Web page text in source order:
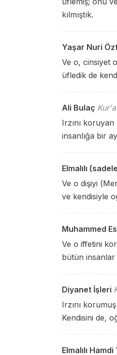
kılmıştık.
Yaşar Nuri
Ve o, cinsiyet
üfledik de
Ali Bulaç
Irzını
insanlığa bir
Elmalılı
Ve o dişiyi
ve kendisiyle
Muhammed
Ve o iffetini
bütün insanlar
Diyanet İşleri
Irzını
Kendisini de,
Elmalılı Hamdi